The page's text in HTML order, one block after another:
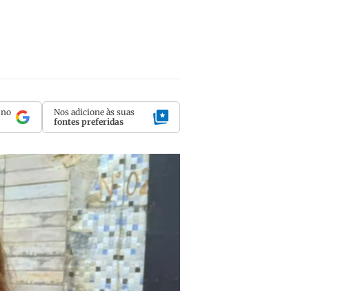
no
Nos adicione às suas
fontes preferidas